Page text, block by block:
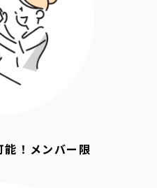
！メンバー限